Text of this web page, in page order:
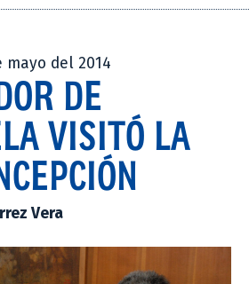
mayo del 2014
DE
VISITÓ LA
Vera